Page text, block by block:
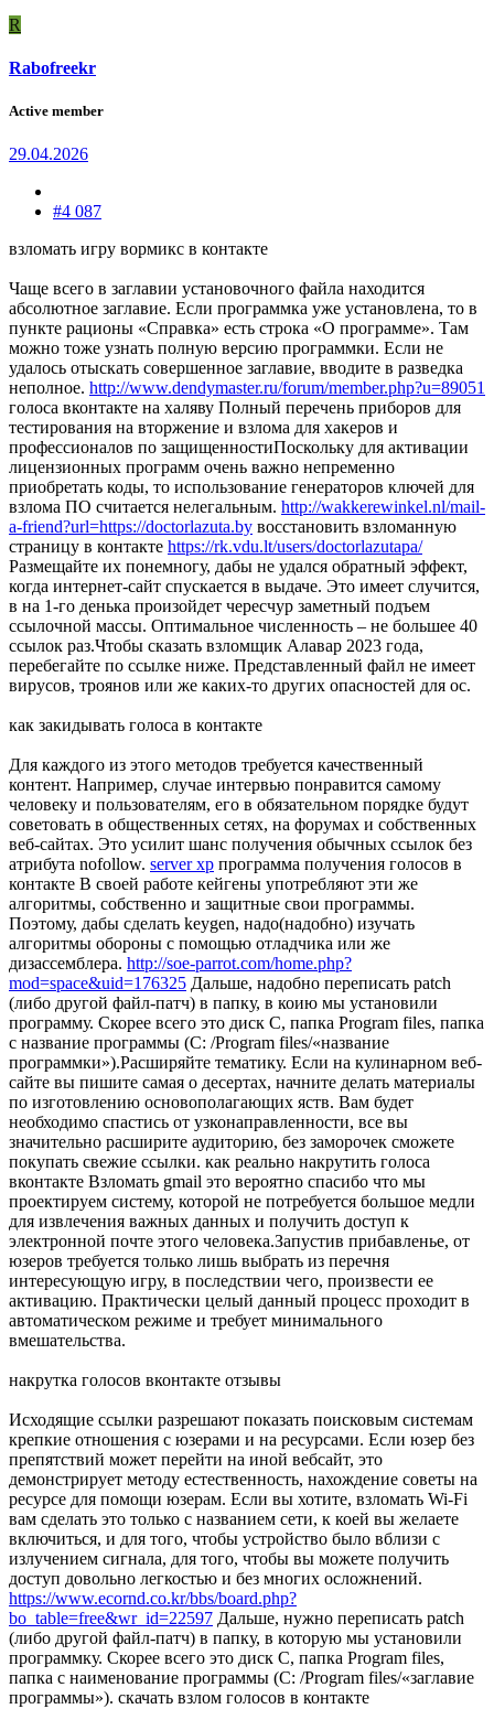
R
Rabofreekr
Active member
29.04.2026
#4 087
взломать игру вормикс в контакте
Чаще всего в заглавии установочного файла находится
абсолютное заглавие. Если программка уже установлена, то в
пункте рационы «Справка» есть строка «О программе». Там
можно тоже узнать полную версию программки. Если не
удалось отыскать совершенное заглавие, вводите в разведка
неполное. http://www.dendymaster.ru/forum/member.php?u=89051
голоса вконтакте на халяву Полный перечень приборов для
тестирования на вторжение и взлома для хакеров и
профессионалов по защищенностиПоскольку для активации
лицензионных программ очень важно непременно
приобретать коды, то использование генераторов ключей для
взлома ПО считается нелегальным. http://wakkerewinkel.nl/mail-
a-friend?url=https://doctorlazuta.by восстановить взломанную
страницу в контакте https://rk.vdu.lt/users/doctorlazutapa/
Размещайте их понемногу, дабы не удался обратный эффект,
когда интернет-сайт спускается в выдаче. Это имеет случится,
в на 1-го денька произойдет чересчур заметный подъем
ссылочной массы. Оптимальное численность – не большее 40
ссылок раз.Чтобы сказать взломщик Алавар 2023 года,
перебегайте по ссылке ниже. Представленный файл не имеет
вирусов, троянов или же каких-то других опасностей для ос.
как закидывать голоса в контакте
Для каждого из этого методов требуется качественный
контент. Например, случае интервью понравится самому
человеку и пользователям, его в обязательном порядке будут
советовать в общественных сетях, на форумах и собственных
веб-сайтах. Это усилит шанс получения обычных ссылок без
атрибута nofollow. server xp программа получения голосов в
контакте В своей работе кейгены употребляют эти же
алгоритмы, собственно и защитные свои программы.
Поэтому, дабы сделать keygen, надо(надобно) изучать
алгоритмы обороны с помощью отладчика или же
дизассемблера. http://soe-parrot.com/home.php?
mod=space&uid=176325 Дальше, надобно переписать patch
(либо другой файл-патч) в папку, в коию мы установили
программу. Скорее всего это диск С, папка Program files, папка
с название программы (C: /Program files/«название
программки»).Расширяйте тематику. Если на кулинарном веб-
сайте вы пишите самая о десертах, начните делать материалы
по изготовлению основополагающих яств. Вам будет
необходимо спастись от узконаправленности, все вы
значительно расширите аудиторию, без заморочек сможете
покупать свежие ссылки. как реально накрутить голоса
вконтакте Взломать gmail это вероятно спасибо что мы
проектируем систему, которой не потребуется большое медли
для извлечения важных данных и получить доступ к
электронной почте этого человека.Запустив прибавленье, от
юзеров требуется только лишь выбрать из перечня
интересующую игру, в последствии чего, произвести ее
активацию. Практически целый данный процесс проходит в
автоматическом режиме и требует минимального
вмешательства.
накрутка голосов вконтакте отзывы
Исходящие ссылки разрешают показать поисковым системам
крепкие отношения с юзерами и на ресурсами. Если юзер без
препятствий может перейти на иной вебсайт, это
демонстрирует методу естественность, нахождение советы на
ресурсе для помощи юзерам. Если вы хотите, взломать Wi-Fi
вам сделать это только с названием сети, к коей вы желаете
включиться, и для того, чтобы устройство было вблизи с
излучением сигнала, для того, чтобы вы можете получить
доступ довольно легкостью и без многих осложнений.
https://www.ecornd.co.kr/bbs/board.php?
bo_table=free&wr_id=22597 Дальше, нужно переписать patch
(либо другой файл-патч) в папку, в которую мы установили
программку. Скорее всего это диск С, папка Program files,
папка с наименование программы (C: /Program files/«заглавие
программы»). скачать взлом голосов в контакте